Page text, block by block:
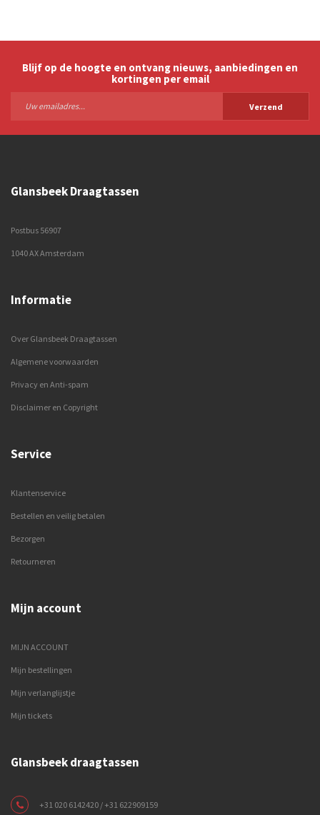
Blijf op de hoogte en ontvang nieuws, aanbiedingen en
kortingen per email
Verzend
Glansbeek Draagtassen
Postbus 56907
1040 AX Amsterdam
Informatie
Over Glansbeek Draagtassen
Algemene voorwaarden
Privacy en Anti-spam
Disclaimer en Copyright
Service
Klantenservice
Bestellen en veilig betalen
Bezorgen
Retourneren
Mijn account
MIJN ACCOUNT
Mijn bestellingen
Mijn verlanglijstje
Mijn tickets
Glansbeek draagtassen
+31 020 6142420 / +31 622909159